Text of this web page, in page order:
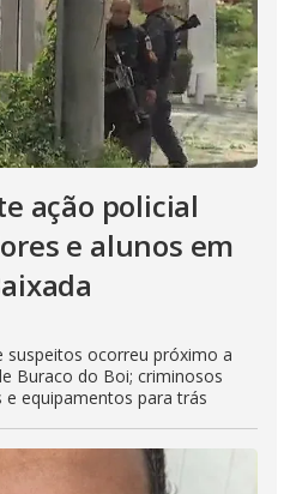
ação policial
e alunos em
ocorreu próximo a
Buraco do Boi; criminosos
equipamentos para trás